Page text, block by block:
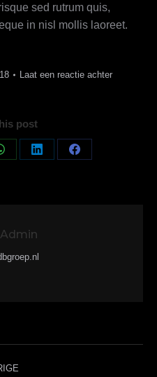
sed rutrum quis,
in nisl mollis laoreet.
Laat een reactie achter
post
Deel
Deel
Admin